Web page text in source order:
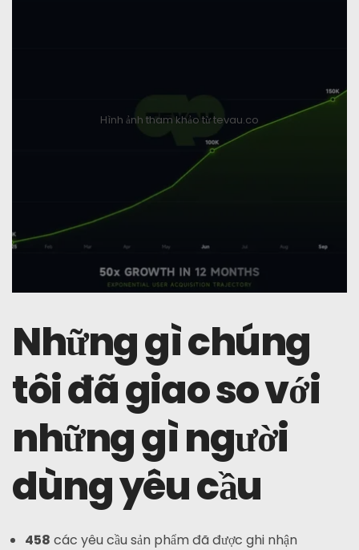
Hình ảnh tham khảo từ tevau.co
Những gì chúng
tôi đã giao so với
những gì người
dùng yêu cầu
458 các yêu cầu sản phẩm đã được ghi nhận